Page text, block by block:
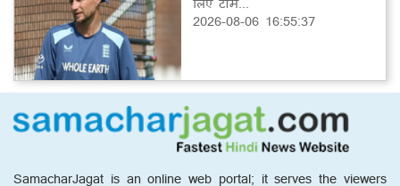
2026-08-06 16:55:37
SamacharJagat is an online web portal; it serves the viewers